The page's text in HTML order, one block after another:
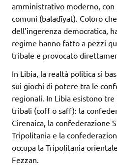
amministrativo moderno,
comuni (baladīyat). Coloro
dell’ingerenza democratica,
regime hanno fatto a pezzi
tribale e provocato
In Libia, la realtà politica si
sui giochi di potere tra le
regionali. In Libia esistono
tribali (coff o saff): la
Cirenaica, la confederazione
Tripolitania e la
occupa la Tripolitania
Fezzan.